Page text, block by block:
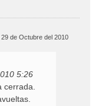
29 de Octubre del 2010
5:26
cerrada.